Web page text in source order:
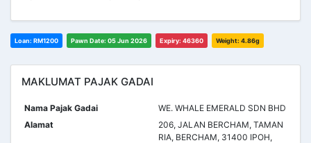
Loan: RM1200 Pawn Date: 05 Jun 2026 Expiry: 46360 Weight: 4.86g
MAKLUMAT PAJAK GADAI
Nama Pajak Gadai
WE. WHALE EMERALD SDN BHD
Alamat
206, JALAN BERCHAM, TAMAN
RIA, BERCHAM, 31400 IPOH,